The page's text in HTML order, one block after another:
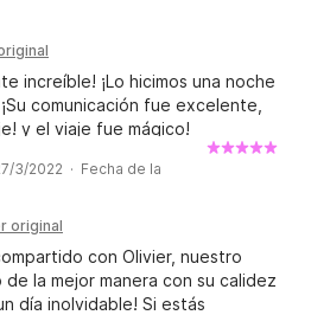
oscilan entre 400 € y
de 12 pasajeros y la reserva
cruceros de 1,5 a 2 horas
otros horarios especiales
una experiencia única y
el Sena en su más bello
contáctenme por
increíble! ¡Lo hicimos una noche
comunicación fue excelente,
y el viaje fue mágico!
de nuevo! ¡Gracias!
3/2022 · Fecha de la
original
con Olivier, nuestro
la mejor manera con su calidez
día inolvidable! Si estás